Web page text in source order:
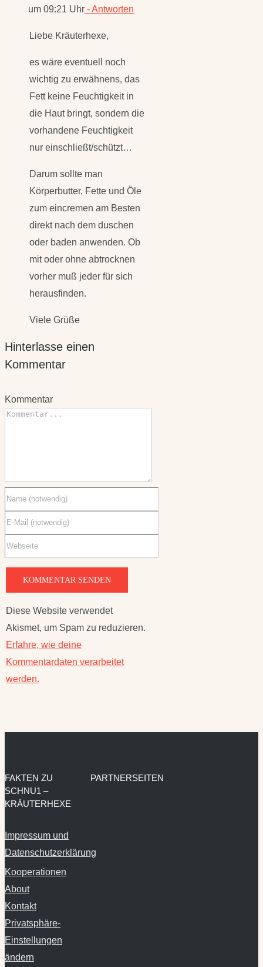
um 09:21 Uhr - Antworten
Liebe Kräuterhexe,
es wäre eventuell noch
wichtig zu erwähnens, das
Fett keine Feuchtigkeit in
die Haut bringt, sondern die
vorhandene Feuchtigkeit
nur einschließt/schützt…
Darum sollte man
Körperbutter, Fette und Öle
zum eincremen am Besten
direkt nach dem duschen
oder baden anwenden. Ob
mit oder ohne abtrocknen
vorher muß jeder für sich
herausfinden.
Viele Grüße
Hinterlasse einen
Kommentar
Kommentar
Diese Website verwendet
Akismet, um Spam zu reduzieren.
Erfahre, wie deine
Kommentardaten verarbeitet
werden.
FAKTEN ZU
SCHNU1 –
KRÄUTERHEXE
Impressum und
Datenschutzerklärung
Kooperationen
About
Kontakt
Privatsphäre-
Einstellungen
ändern
PARTNERSEITEN